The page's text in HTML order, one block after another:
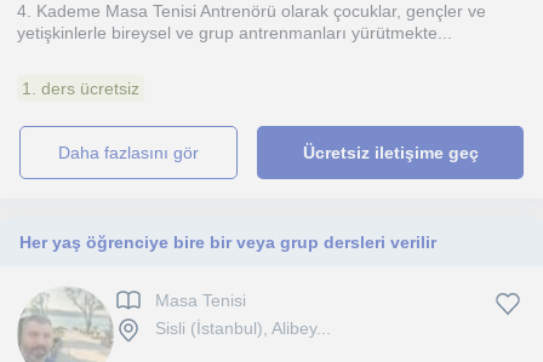
4. Kademe Masa Tenisi Antrenörü olarak çocuklar, gençler ve
yetişkinlerle bireysel ve grup antrenmanları yürütmekte...
1. ders ücretsiz
daha fazlasını gör Ücretsiz iletişime geç
Her yaş öğrenciye bire bir veya grup dersleri verilir
Masa Tenisi
Sisli (İstanbul), Alibey...